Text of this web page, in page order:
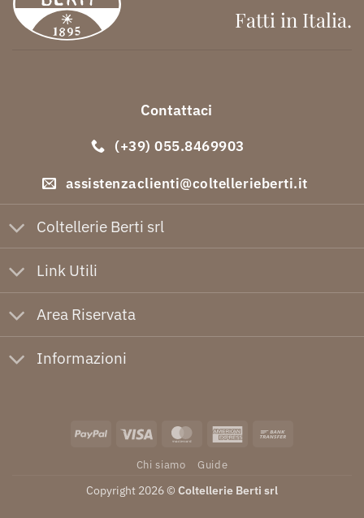
Fatti in Italia.
Contattaci
(+39) 055.8469903
assistenzaclienti@coltellerieberti.it
Coltellerie Berti srl
Link Utili
Area Riservata
Informazioni
PayPal Visa MasterCardAmerican
Chi siamo Guide
Copyright 2026 © Coltellerie Berti srl